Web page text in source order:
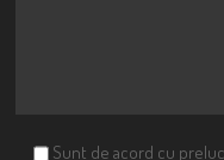
Sunt de acord cu